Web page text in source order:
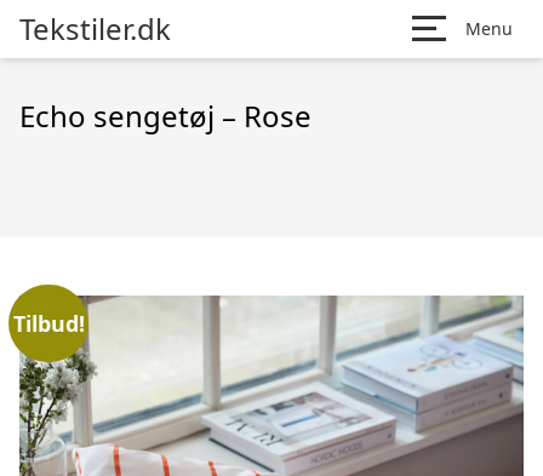
Tekstiler.dk Menu
Echo sengetøj – Rose
Tilbud!